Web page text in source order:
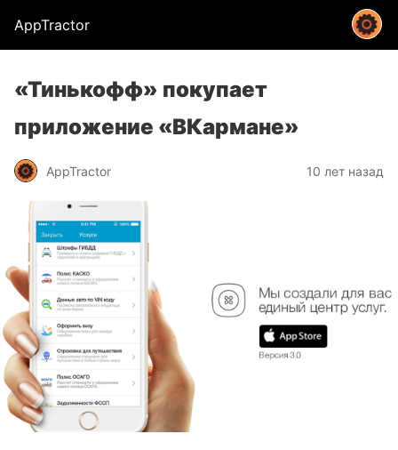
AppTractor
«Тинькофф» покупает
приложение «ВКармане»
AppTractor 10 лет назад